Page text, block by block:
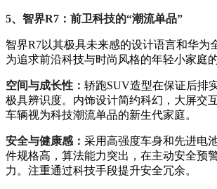
5、智界R7：前卫科技的“潮流单品”
智界R7以其极具未来感的设计语言和华为
为追求前沿科技与时尚风格的年轻小家庭
空间与成长性： 轿跑SUV造型在保证后排
极具辨识度。内饰设计简约科幻，大屏交
车辆视为科技潮流单品的新生代家庭。
安全与健康感： 采用高强度车身和先进电
件规格高，算法能力突出，在主动安全预
力。注重通过科技手段提升安全冗余。